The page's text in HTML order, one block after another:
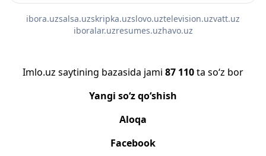
ibora.uzsalsa.uzskripka.uzslovo.uztelevision.uzvatt.uz
iboralar.uzresumes.uzhavo.uz
Imlo.uz saytining bazasida jami 87 110ta so‘z bor
Yangi so‘z qo‘shish
Aloqa
Facebook